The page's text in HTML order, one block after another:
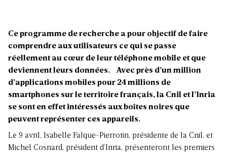
Ce programme de recherche a pour objectif de faire
comprendre aux utilisateurs ce qui se passe
réellement au cœur de leur téléphone mobile et que
deviennent leurs données. Avec près d’un million
d’applications mobiles pour 24 millions de
smartphones sur le territoire français, la Cnil et l’Inria
se sont en effet intéressés aux boîtes noires que
peuvent représenter ces appareils.
Le 9 avril, Isabelle Falque-Pierrotin, présidente de la Cnil, et
Michel Cosnard, président d’Inria, présenteront les premiers